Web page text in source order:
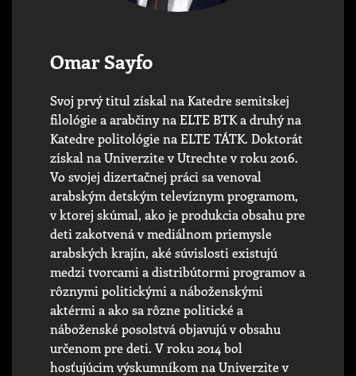
Omar Sayfo
Svoj prvý titul získal na Katedre semitskej
filológie a arabčiny na ELTE BTK a druhý na
Katedre politológie na ELTE TÁTK. Doktorát
získal na Univerzite v Utrechte v roku 2016.
Vo svojej dizertačnej práci sa venoval
arabským detským televíznym programom,
v ktorej skúmal, ako je produkcia obsahu pre
deti zakotvená v mediálnom priemysle
arabských krajín, aké súvislosti existujú
medzi tvorcami a distribútormi programov a
rôznymi politickými a náboženskými
aktérmi a ako sa rôzne politické a
náboženské posolstvá objavujú v obsahu
určenom pre deti. V roku 2014 bol
hosťujúcim výskumníkom na Univerzite v